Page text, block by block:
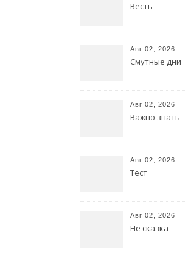
Весть
Авг 02, 2026
Смутные дни
Авг 02, 2026
Важно знать
Авг 02, 2026
Тест
Авг 02, 2026
Не сказка